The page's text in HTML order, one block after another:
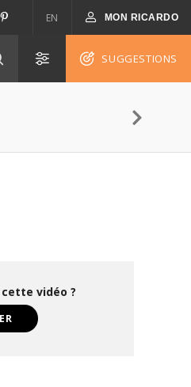
EN MON RICARDO
SUGGESTIONS
vidéo ?